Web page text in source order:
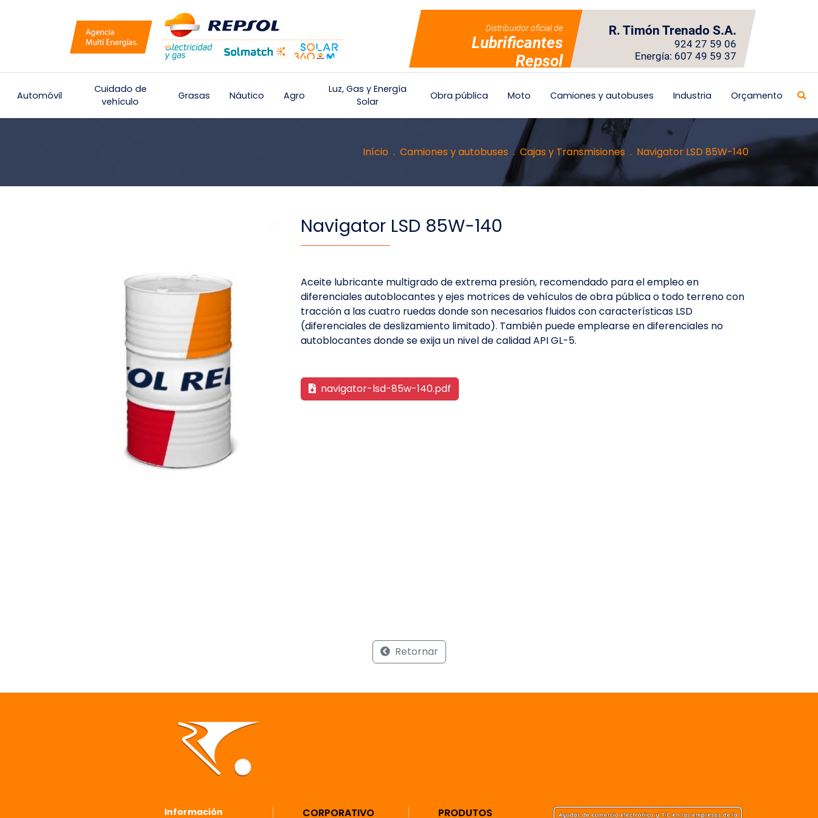
Distribuidor oficial de
Lubrificantes
Repsol
R. Timón Trenado S.A.
924 27 59 06
Energía: 607 49 59 37
Automóvil
Cuidado de
vehículo
Grasas Náutico Agro
Luz, Gas y Energía
Solar
Obra pública Moto Camiones y autobuses Industria Orçamento
Início Camiones y autobuses Cajas y Transmisiones Navigator LSD 85W-140
Navigator LSD 85W-140
Aceite lubricante multigrado de extrema presión, recomendado para el empleo en
diferenciales autoblocantes y ejes motrices de vehículos de obra pública o todo terreno con
tracción a las cuatro ruedas donde son necesarios fluidos con características LSD
(diferenciales de deslizamiento limitado). También puede emplearse en diferenciales no
autoblocantes donde se exija un nivel de calidad API GL-5.
navigator-lsd-85w-140.pdf
Retornar
Información CORPORATIVO PRODUTOS